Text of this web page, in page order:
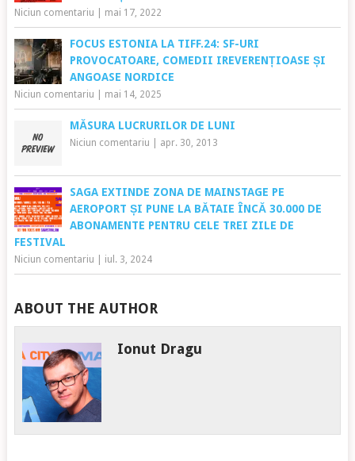
Niciun comentariu mai 17, 2022
FOCUS ESTONIA LA TIFF.24: SF-URI
PROVOCATOARE, COMEDII IREVERENȚIOASE ȘI
ANGOASE NORDICE
Niciun comentariu mai 14, 2025
MĂSURA LUCRURILOR DE LUNI
Niciun comentariu apr. 30, 2013
SAGA EXTINDE ZONA DE MAINSTAGE PE
AEROPORT ȘI PUNE LA BĂTAIE ÎNCĂ 30.000 DE
ABONAMENTE PENTRU CELE TREI ZILE DE
FESTIVAL
Niciun comentariu iul. 3, 2024
ABOUT THE AUTHOR
Ionut Dragu